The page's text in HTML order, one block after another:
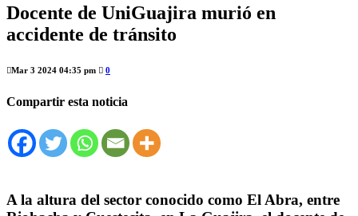
Docente de UniGuajira murió en
accidente de tránsito
Mar 3 2024 04:35 pm 0
Compartir esta noticia
A la altura del sector conocido como El Abra, entre